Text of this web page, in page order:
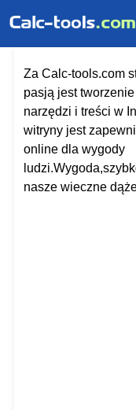
Za Calc-tools.com
pasją jest
narzędzi i treści w
witryny jest
online dla wygody
nasze wieczne